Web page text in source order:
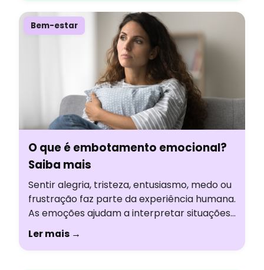
melhorar o desempenho em diversos
movimentos do dia a dia. Confira os tópicos
que serão abordados no conteúdo […]
Bem-estar
O que é embotamento emocional?
Saiba mais
Sentir alegria, tristeza, entusiasmo, medo ou
frustração faz parte da experiência humana.
As emoções ajudam a interpretar situações,
tomar decisões e construir relações. Mas,
em alguns momentos, algumas pessoas
Ler mais →